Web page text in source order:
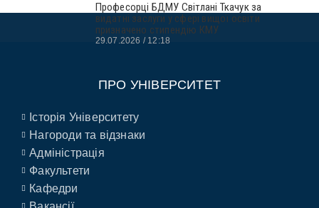
Професорці БДМУ Світлані Ткачук за
видатні заслуги у сфері вищої освіти
призначено стипендію КМУ
29.07.2026 12:18
ПРО УНІВЕРСИТЕТ
Історія Університету
Нагороди та відзнаки
Адміністрація
Факультети
Кафедри